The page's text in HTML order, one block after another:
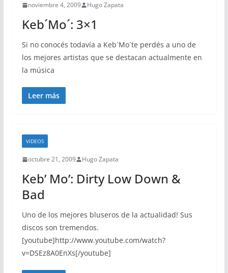
noviembre 4, 2009 Hugo Zapata
Keb´Mo´: 3×1
Si no conocés todavía a Keb´Mo´te perdés a uno de
los mejores artistas que se destacan actualmente en
la música
Leer más
VIDEOS
octubre 21, 2009 Hugo Zapata
Keb’ Mo’: Dirty Low Down &
Bad
Uno de los mejores bluseros de la actualidad! Sus
discos son tremendos.
[youtube]http://www.youtube.com/watch?
v=DSEz8A0EnXs[/youtube]